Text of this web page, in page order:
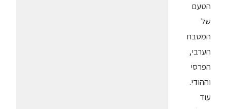
הטעם
של
המטבח
הערבי,
הפרסי
וההודי.
עוד